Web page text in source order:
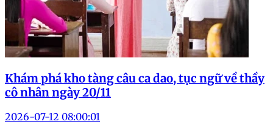
Khám phá kho tàng câu ca dao, tục ngữ về thầy
cô nhân ngày 20/11
2026-07-12 08:00:01